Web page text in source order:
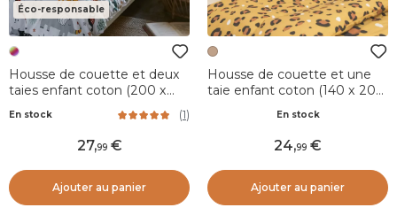
Éco-responsable
Housse de couette et deux
taies enfant coton (200 x
200 cm) Savane Multicolore
En stock (1)
27,99
Ajouter au panier
Housse de couette et une
taie enfant coton (140 x 200
En stock
24,99
Ajouter au panier